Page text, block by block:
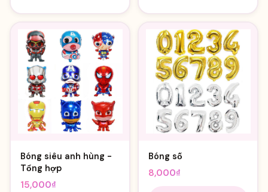
Bóng siêu anh hùng -
Tổng hợp
15,000₫
Bóng số
8,000₫